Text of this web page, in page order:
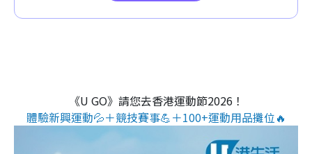
《U GO》請您去香港運動節2026！
體驗新興運動💦＋競技賽事💪＋100+運動用品攤位🔥